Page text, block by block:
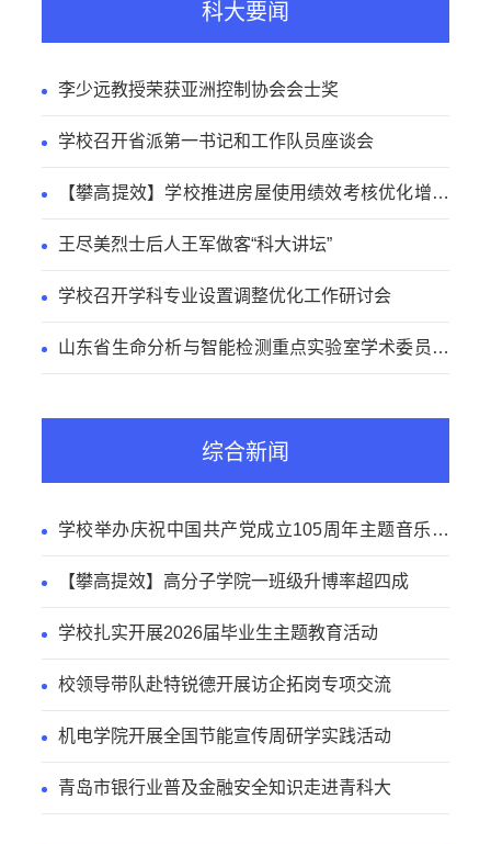
科大要闻
李少远教授荣获亚洲控制协会会士奖
学校召开省派第一书记和工作队员座谈会
【攀高提效】学校推进房屋使用绩效考核优化增效
王尽美烈士后人王军做客“科大讲坛”
学校召开学科专业设置调整优化工作研讨会
山东省生命分析与智能检测重点实验室学术委员会
综合新闻
学校举办庆祝中国共产党成立105周年主题音乐党
【攀高提效】高分子学院一班级升博率超四成
学校扎实开展2026届毕业生主题教育活动
校领导带队赴特锐德开展访企拓岗专项交流
机电学院开展全国节能宣传周研学实践活动
青岛市银行业普及金融安全知识走进青科大